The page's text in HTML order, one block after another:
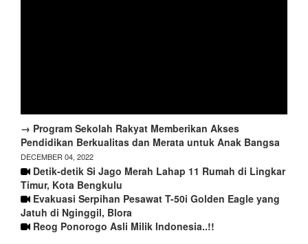
→ Program Sekolah Rakyat Memberikan Akses
Pendidikan Berkualitas dan Merata untuk Anak Bangsa
DECEMBER 04, 2022
Detik-detik Si Jago Merah Lahap 11 Rumah di Lingkar
Timur, Kota Bengkulu
Evakuasi Serpihan Pesawat T-50i Golden Eagle yang
Jatuh di Nginggil, Blora
Reog Ponorogo Asli Milik Indonesia..!!